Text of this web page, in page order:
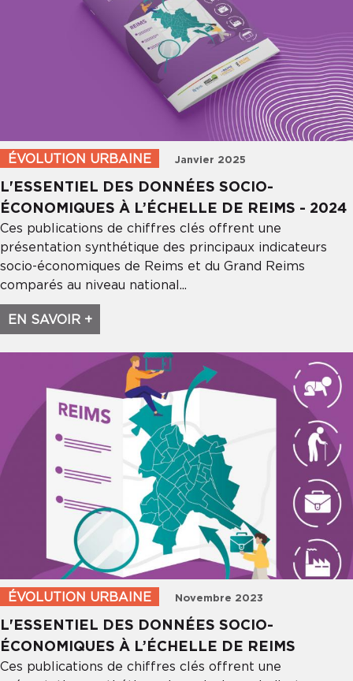
ÉVOLUTION URBAINE Janvier 2025
L'ESSENTIEL DES DONNÉES SOCIO-
ÉCONOMIQUES À L’ÉCHELLE DE REIMS - 2024
Ces publications de chiffres clés offrent une
présentation synthétique des principaux indicateurs
socio-économiques de Reims et du Grand Reims
comparés au niveau national...
EN SAVOIR +
ÉVOLUTION URBAINE Novembre 2023
L'ESSENTIEL DES DONNÉES SOCIO-
ÉCONOMIQUES À L’ÉCHELLE DE REIMS
Ces publications de chiffres clés offrent une
INSCRIVEZ-VOUS À
NOTRE NEWSLETTER
Pour ne rien manquer des informations
de l'Audrr
Soumettre